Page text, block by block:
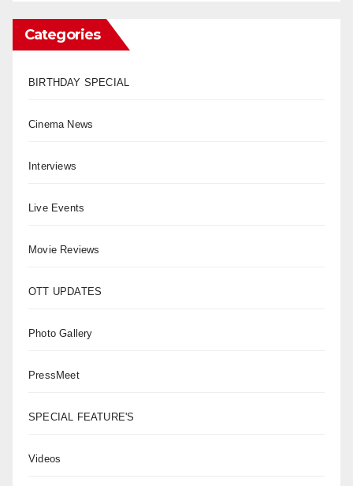
Categories
BIRTHDAY SPECIAL
Cinema News
Interviews
Live Events
Movie Reviews
OTT UPDATES
Photo Gallery
PressMeet
SPECIAL FEATURE'S
Videos